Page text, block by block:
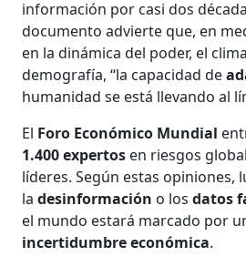
información por casi dos
documento advierte que, en
en la dinámica del poder, el
demografía, “la capacidad de
humanidad se está llevando al
El Foro Económico Mundial
1.400 expertos en riesgos
líderes. Según estas opiniones,
ladesinformación o losdatos
el mundo estará marcado por
incertidumbre económica.